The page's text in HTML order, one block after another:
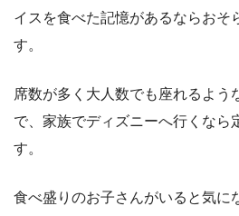
イスを食べた記憶があるならおそ
す。
席数が多く大人数でも座れるよう
で、家族でディズニーへ行くなら
す。
食べ盛りのお子さんがいると気に